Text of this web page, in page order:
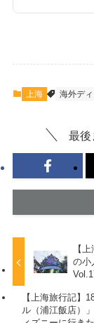
上海 海外デ
最後
【
の小
【上海旅行記】
ル（‪浦江飯店‬）